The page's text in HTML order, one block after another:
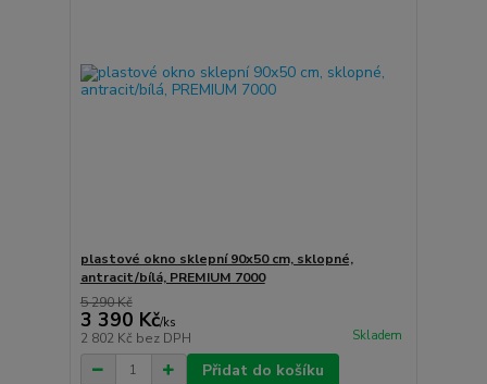
plastové okno sklepní 90x50 cm, sklopné,
antracit/bílá, PREMIUM 7000
5 290 Kč
3 390 Kč/ks
2 802 Kč bez DPH Skladem
Přidat do košíku